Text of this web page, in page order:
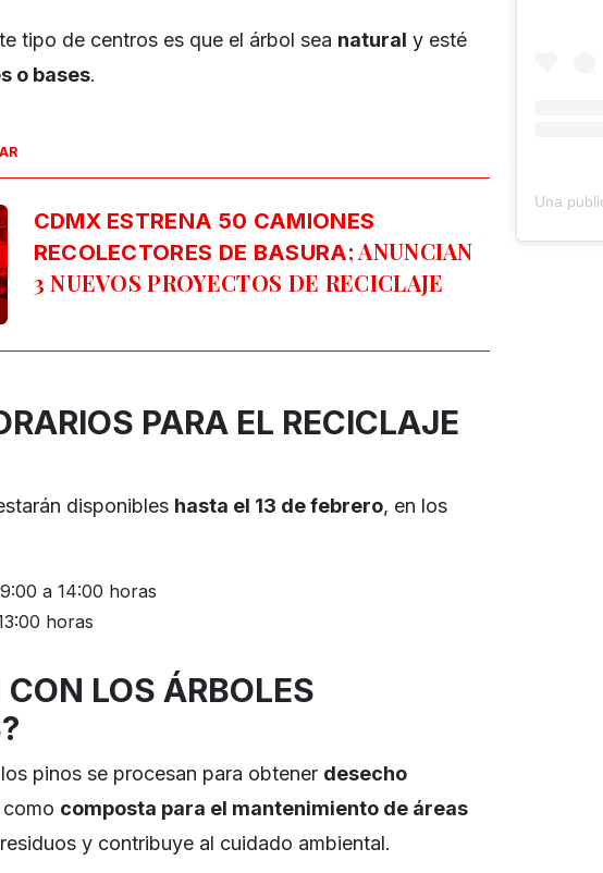
tipo de centros es que el árbol sea natural y esté
o bases.
CDMX ESTRENA 50 CAMIONES
RECOLECTORES DE BASURA; ANUNCIAN
3 NUEVOS PROYECTOS DE RECICLAJE
PARA EL RECICLAJE
disponibles hasta el 13 de febrero, en los
a 14:00 horas
horas
LOS ÁRBOLES
pinos se procesan para obtener desecho
como composta para el mantenimiento de áreas
y contribuye al cuidado ambiental.